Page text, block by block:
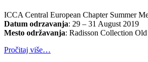
ICCA Central European Chapter Summer
Datum odrzavanja: 29 – 31 August 2019
Mesto održavanja: Radisson Collection
Pročitaj više…